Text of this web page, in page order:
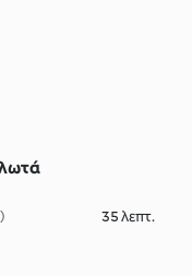
35 λεπτ.